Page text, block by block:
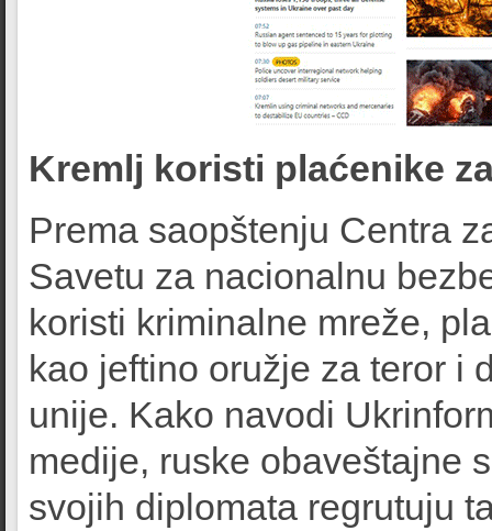
Kremlj koristi plaćenike
Prema saopštenju Centra
Savetu za nacionalnu
koristi kriminalne mreže,
kao jeftino oružje za teror i
unije. Kako navodi
medije, ruske obaveštajne
svojih diplomata regrutuju